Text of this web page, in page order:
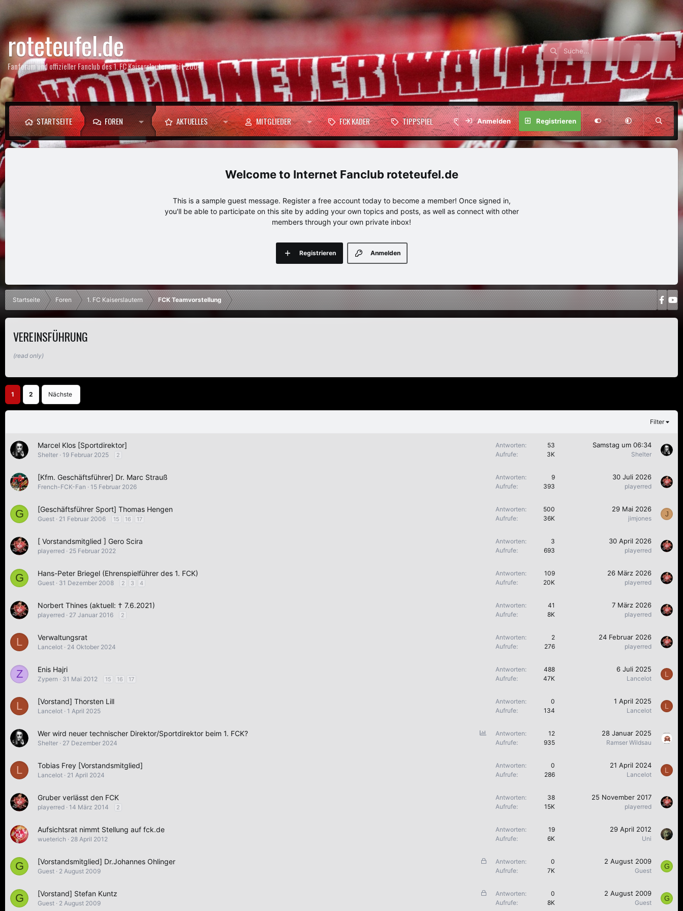
roteteufel.de
Fanforum und offizieller Fanclub des 1. FC Kaiserslautern seit 2004
STARTSEITE FOREN AKTUELLES MITGLIEDER FCK KADER TIPPSPIEL SPENDEAnmelden Registrieren
Internet Fanclub roteteufel.de
This is a sample guest message. Register a free account today to become a member! Once signed in,
you'll be able to participate on this site by adding your own topics and posts, as well as connect with other
members through your own private inbox!
Anmelden
Registrieren
Startseite Foren 1. FC Kaiserslautern FCK Teamvorstellung
VEREINSFÜHRUNG
(read only)
1 2 Nächste
Filter
Marcel Klos [Sportdirektor]
Shelter 19 Februar 2025 2
Antworten
53
Aufrufe
3K
Samstag um 06:34
Shelter
[Kfm. Geschäftsführer] Dr. Marc Strauß
French-FCK-Fan 15 Februar 2026
Antworten
9
Aufrufe
393
30 Juli 2026
playerred
G [Geschäftsführer Sport] Thomas Hengen
Guest 21 Februar 2006 15 16 17
Antworten
500
Aufrufe
36K
29 Mai 2026
jimjones
J
[ Vorstandsmitglied ] Gero Scira
playerred 25 Februar 2022
Antworten
3
Aufrufe
693
30 April 2026
playerred
G Hans-Peter Briegel (Ehrenspielführer des 1. FCK)
Guest 31 Dezember 2008 2 3 4
Antworten
109
Aufrufe
20K
26 März 2026
playerred
Norbert Thines (aktuell: † 7.6.2021)
playerred 27 Januar 2016 2
Antworten
41
Aufrufe
8K
7 März 2026
playerred
L Verwaltungsrat
Lancelot 24 Oktober 2024
Antworten
2
Aufrufe
276
24 Februar 2026
playerred
Z Enis Hajri
Zypern 31 Mai 2012 15 16 17
Antworten
488
Aufrufe
47K
6 Juli 2025
Lancelot
L
L [Vorstand] Thorsten Lill
Lancelot 1 April 2025
Antworten
0
Aufrufe
134
1 April 2025
Lancelot
L
Wer wird neuer technischer Direktor/Sportdirektor beim 1. FCK?
Shelter 27 Dezember 2024
Antworten
12
Aufrufe
935
28 Januar 2025
Ramser Wildsau
L Tobias Frey [Vorstandsmitglied]
Lancelot 21 April 2024
Antworten
0
Aufrufe
286
21 April 2024
Lancelot
L
Gruber verlässt den FCK
playerred 14 März 2014 2
Antworten
38
Aufrufe
15K
25 November 2017
playerred
Aufsichtsrat nimmt Stellung auf fck.de
wueterich 28 April 2012
Antworten
19
Aufrufe
6K
29 April 2012
Uni
G
G
[Vorstandsmitglied] Dr.Johannes Ohlinger
Guest 2 August 2009
Antworten
0
Aufrufe
7K
2 August 2009
Guest
G
G
G
[Vorstand] Stefan Kuntz
Guest 2 August 2009
Antworten
0
Aufrufe
8K
2 August 2009
Guest
G